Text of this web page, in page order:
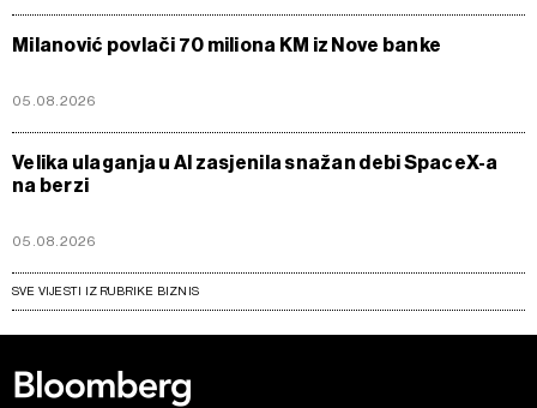
Milanović povlači 70 miliona KM iz Nove banke
05.08.2026
Velika ulaganja u AI zasjenila snažan debi SpaceX-a
na berzi
05.08.2026
SVE VIJESTI IZ RUBRIKE BIZNIS